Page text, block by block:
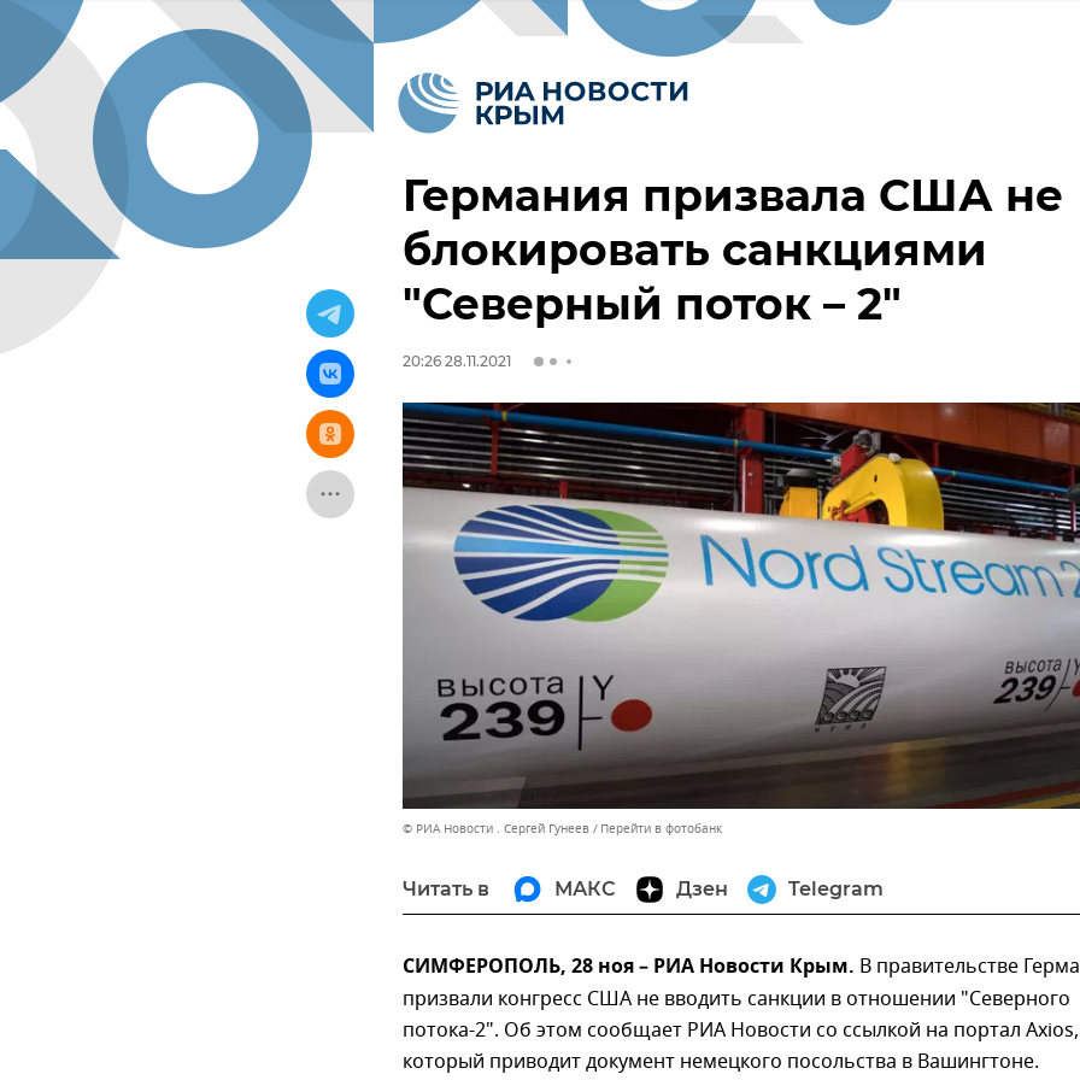
Германия призвала США не
блокировать санкциями
"Северный поток – 2"
20:26 28.11.2021
© РИА Новости . Сергей Гунеев Перейти в фотобанк
Читать в МАКС Дзен Telegram
СИМФЕРОПОЛЬ, 28 ноя – РИА Новости Крым. В правительстве
призвали конгресс США не вводить санкции в отношении "Северного
потока-2". Об этом сообщает РИА Новости со ссылкой на портал Axios,
который приводит документ немецкого посольства в Вашингтоне.